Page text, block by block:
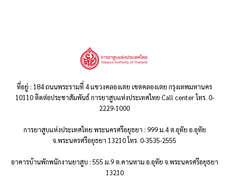
ที่อยู่ : 184 ถนนพระรามที่ 4 แขวงคลองเตย เขตคลองเตย กรุงเทพมหานคร
10110 ติดต่อประชาสัมพันธ์ การยาสูบแห่งประเทศไทย Call center โทร. 0-
2229-1000
การยาสูบแห่งประเทศไทย พระนครศรีอยุธยา : 999 ม.4 ต.อุทัย อ.อุทัย
จ.พระนครศรีอยุธยา 13210 โทร. 0-3535-2555
อาคารบ้านพักพนักงานยาสูบ : 555 ม.9 ต.คานหาม อ.อุทัย จ.พระนครศรีอยุธยา
13210